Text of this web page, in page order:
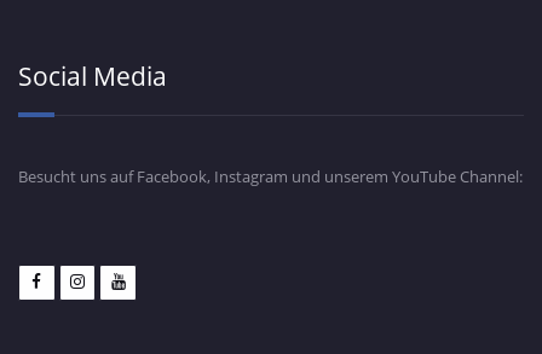
Social Media
Besucht uns auf Facebook, Instagram und unserem YouTube Channel: